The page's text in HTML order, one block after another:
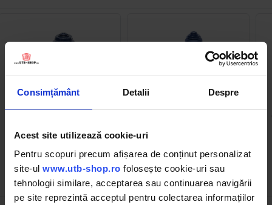
Consimțământ Detalii Despre
Acest site utilizează cookie-uri
Pentru scopuri precum afișarea de conținut personalizat
site-ul www.utb-shop.ro folosește cookie-uri sau
tehnologii similare, acceptarea sau continuarea navigării
pe site reprezintă acceptul pentru colectarea informațiilor
DISCRH20D
525.06 RON
DISCRH16D
434.22 RON